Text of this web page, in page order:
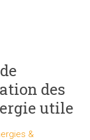
des
utile
&